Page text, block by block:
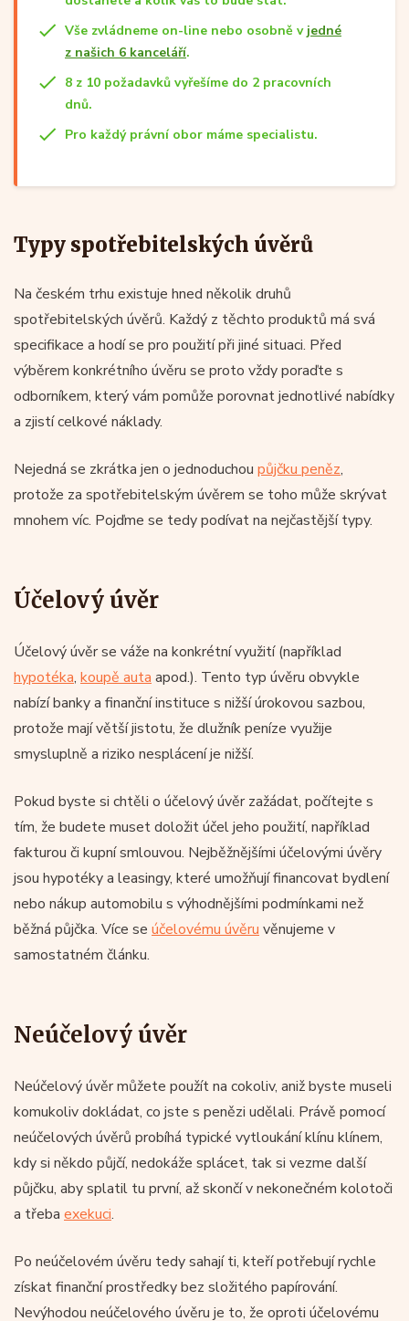
Vše zvládneme on-line nebo osobně v jedné
z našich 6 kanceláří.
8 z 10 požadavků vyřešíme do 2 pracovních
dnů.
Pro každý právní obor máme specialistu.
Typy spotřebitelských úvěrů
Na českém trhu existuje hned několik druhů
spotřebitelských úvěrů. Každý z těchto produktů má svá
specifikace a hodí se pro použití při jiné situaci. Před
výběrem konkrétního úvěru se proto vždy poraďte s
odborníkem, který vám pomůže porovnat jednotlivé nabídky
a zjistí celkové náklady.
Nejedná se zkrátka jen o jednoduchou půjčku peněz,
protože za spotřebitelským úvěrem se toho může skrývat
mnohem víc. Pojďme se tedy podívat na nejčastější typy.
Účelový úvěr
Účelový úvěr se váže na konkrétní využití (například
hypotéka, koupě auta apod.). Tento typ úvěru obvykle
nabízí banky a finanční instituce s nižší úrokovou sazbou,
protože mají větší jistotu, že dlužník peníze využije
smysluplně a riziko nesplácení je nižší.
Pokud byste si chtěli o účelový úvěr zažádat, počítejte s
tím, že budete muset doložit účel jeho použití, například
fakturou či kupní smlouvou. Nejběžnějšími účelovými úvěry
jsou hypotéky a leasingy, které umožňují financovat bydlení
nebo nákup automobilu s výhodnějšími podmínkami než
běžná půjčka. Více se účelovému úvěru věnujeme v
samostatném článku.
Neúčelový úvěr
Neúčelový úvěr můžete použít na cokoliv, aniž byste museli
komukoliv dokládat, co jste s penězi udělali. Právě pomocí
neúčelových úvěrů probíhá typické vytloukání klínu klínem,
kdy si někdo půjčí, nedokáže splácet, tak si vezme další
půjčku, aby splatil tu první, až skončí v nekonečném kolotoči
a třeba exekuci.
Po neúčelovém úvěru tedy sahají ti, kteří potřebují rychle
získat finanční prostředky bez složitého papírování.
Nevýhodou neúčelového úvěru je to, že oproti účelovému